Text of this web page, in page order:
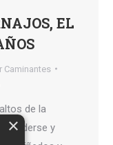
EL
Caminantes
de la
perderse y
×